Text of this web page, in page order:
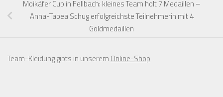
Moikäfer Cup in Fellbach: kleines Team holt 7 Medaillen –
Anna-Tabea Schug erfolgreichste Teilnehmerin mit 4
Goldmedaillen
Team-Kleidung gibts in unserem Online-Shop